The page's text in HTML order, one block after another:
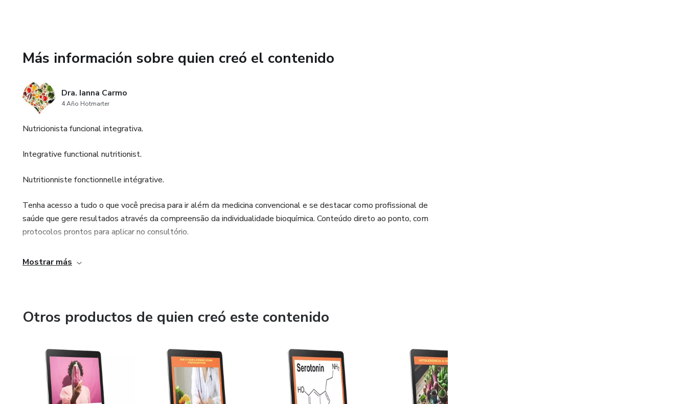
Más información sobre quien creó el contenido
Dra. Ianna Carmo
4 Año Hotmarter
Nutricionista funcional integrativa.
Integrative functional nutritionist.
Nutritionniste fonctionnelle intégrative.
Tenha acesso a tudo o que você precisa para ir além da medicina convencional e se destacar como profissional de
saúde que gere resultados através da compreensão da individualidade bioquímica. Conteúdo direto ao ponto, com
protocolos prontos para aplicar no consultório.
Gain access to everything you need to go beyond conventional medicine and stand out as a healthcare professional
Mostrar más
Otros productos de quien creó este contenido